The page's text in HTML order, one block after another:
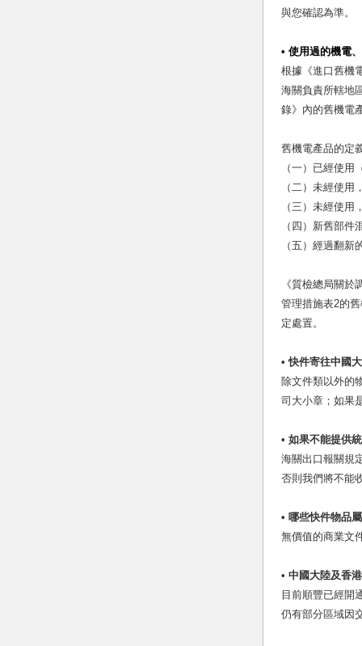
與您確認為準。
• 使用過的機電
根據《進口舊機
海關負責所轄地
錄》內的舊機電
舊機電產品的定
（一）已經使
（二）未經使
（三）未經使
（四）新舊部件
（五）經過翻新
《質檢總局關
管理措施表2的
定處置。
• 快件寄往中國
除文件類以外的
司大小章；如果
• 如果不能提供
海關出口報關規
否則我們將不能
• 哪些快件物品
無價值的商業文
• 中國大陸及香
目前順豐已經開
仍有部分區域因